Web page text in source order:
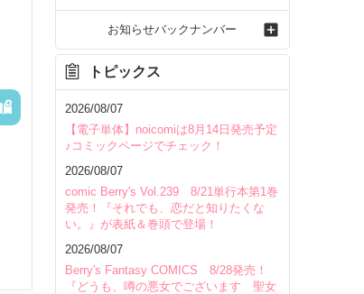
お知らせバックナンバー
トピックス
2026/08/07
【電子単体】noicomiは8月14日発売予定
♪コミックページでチェック！
2026/08/07
comic Berry's Vol.239 8/21単行本第1巻
発売！『それでも、恋だと知りたくな
い。』が表紙＆巻頭で登場！
2026/08/07
Berry's Fantasy COMICS 8/28発売！
『どうも、噂の悪女でございます 聖女